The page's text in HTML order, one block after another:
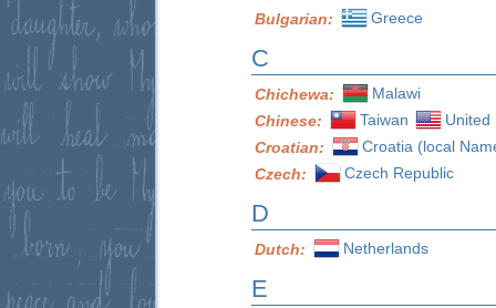
Bulgarian: Greece
C
Chichewa:
Malawi
Chinese:
Taiwan
United
Croatian:
Croatia (local
Czech:
Czech Republic
D
Dutch: Netherlands
E